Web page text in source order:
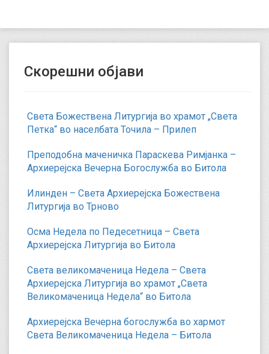
Скорешни објави
Света Божествена Литургија во храмот „Света
Петка“ во населбата Точила – Прилеп
Преподобна маченичка Параскева Римјанка –
Архиерејска Вечерна Богослужба во Битола
Илинден – Света Архиерејска Божествена
Литургија во Трново
Осма Недела по Педесетница – Света
Архиерејска Литургија во Битола
Света великомаченица Недела – Света
Архиерејска Литургија во храмот „Света
Великомаченица Недела“ во Битола
Архиерејска Вечерна богослужба во хармот
Света Великомаченица Недела – Битола